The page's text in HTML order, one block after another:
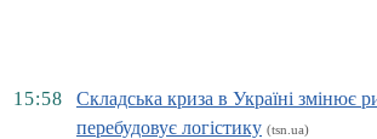
15:58
Складська криза в Україні змінює
перебудовує логістику (tsn.ua)